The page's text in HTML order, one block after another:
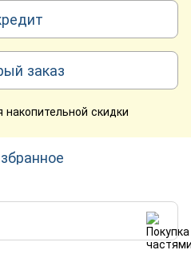
заказ
скидки